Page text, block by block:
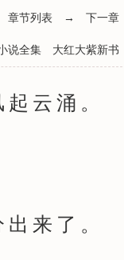
章节列表 → 下一章
说全集 大红大紫新书
云涌。
来了。